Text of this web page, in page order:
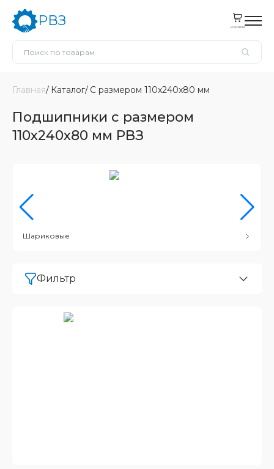
РВЗ корзина
Главная Каталог С размером 110x240x80 мм
Подшипники с размером
110x240x80 мм РВЗ
Шариковые
Фильтр